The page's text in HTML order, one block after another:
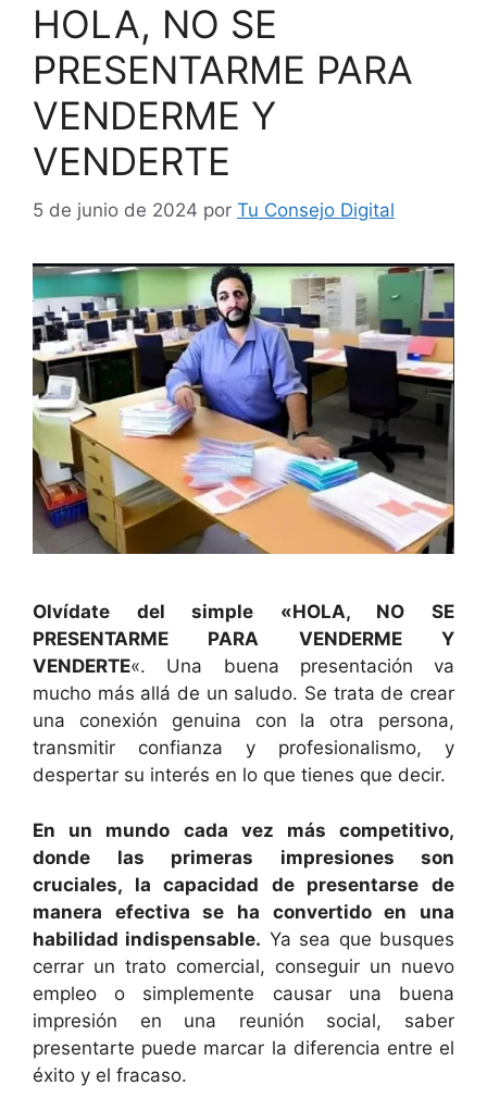
HOLA, NO SE
PRESENTARME PARA
VENDERME Y
VENDERTE
5 de junio de 2024 por Tu Consejo Digital
Olvídate del simple «HOLA, NO SE
PRESENTARME PARA VENDERME Y
VENDERTE«. Una buena presentación va
mucho más allá de un saludo. Se trata de crear
una conexión genuina con la otra persona,
transmitir confianza y profesionalismo, y
despertar su interés en lo que tienes que decir.
En un mundo cada vez más competitivo,
donde las primeras impresiones son
cruciales, la capacidad de presentarse de
manera efectiva se ha convertido en una
habilidad indispensable. Ya sea que busques
cerrar un trato comercial, conseguir un nuevo
empleo o simplemente causar una buena
impresión en una reunión social, saber
presentarte puede marcar la diferencia entre el
éxito y el fracaso.